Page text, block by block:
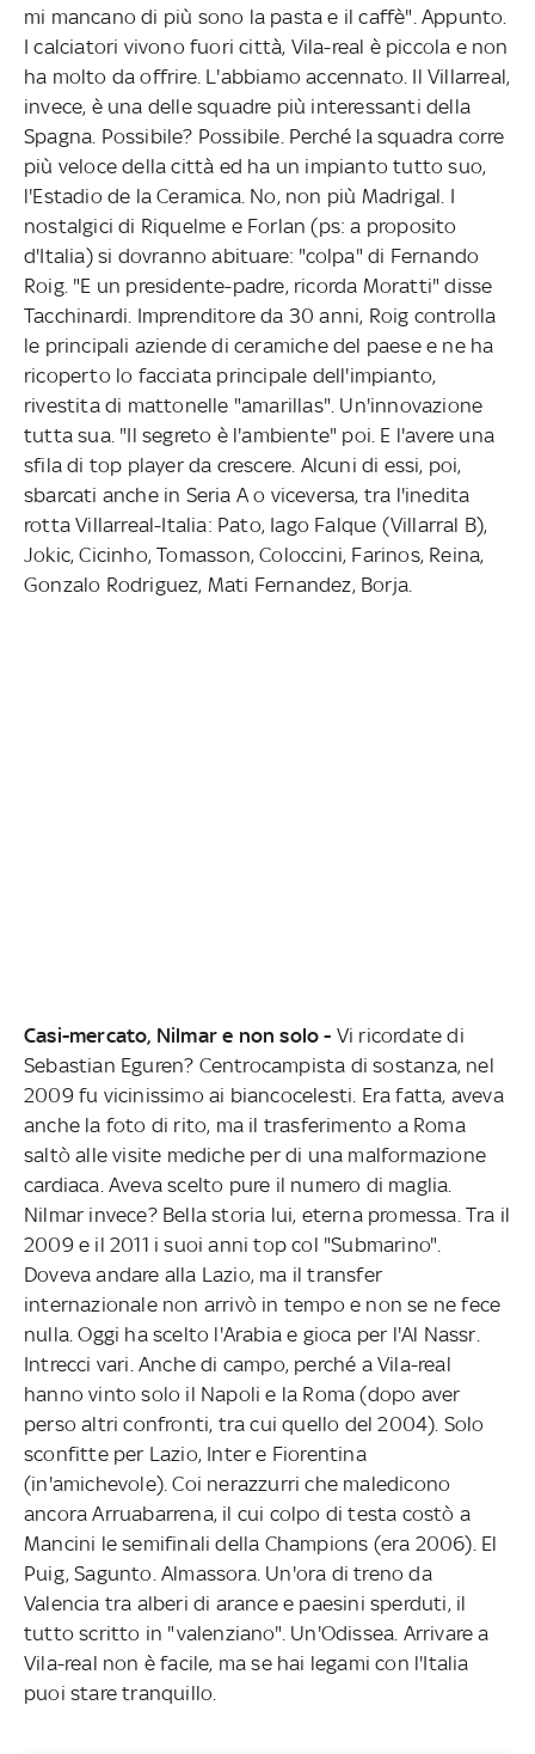
mi mancano di più sono la pasta e il caffè". Appunto.
I calciatori vivono fuori città, Vila-real è piccola e non
ha molto da offrire. L'abbiamo accennato. Il Villarreal,
invece, è una delle squadre più interessanti della
Spagna. Possibile? Possibile. Perché la squadra corre
più veloce della città ed ha un impianto tutto suo,
l'Estadio de la Ceramica. No, non più Madrigal. I
nostalgici di Riquelme e Forlan (ps: a proposito
d'Italia) si dovranno abituare: "colpa" di Fernando
Roig. "E un presidente-padre, ricorda Moratti" disse
Tacchinardi. Imprenditore da 30 anni, Roig controlla
le principali aziende di ceramiche del paese e ne ha
ricoperto lo facciata principale dell'impianto,
rivestita di mattonelle "amarillas". Un'innovazione
tutta sua. "Il segreto è l'ambiente" poi. E l'avere una
sfila di top player da crescere. Alcuni di essi, poi,
sbarcati anche in Seria A o viceversa, tra l'inedita
rotta Villarreal-Italia: Pato, Iago Falque (Villarral B),
Jokic, Cicinho, Tomasson, Coloccini, Farinos, Reina,
Gonzalo Rodriguez, Mati Fernandez, Borja.
Casi-mercato, Nilmar e non solo - Vi ricordate di
Sebastian Eguren? Centrocampista di sostanza, nel
2009 fu vicinissimo ai biancocelesti. Era fatta, aveva
anche la foto di rito, ma il trasferimento a Roma
saltò alle visite mediche per di una malformazione
cardiaca. Aveva scelto pure il numero di maglia.
Nilmar invece? Bella storia lui, eterna promessa. Tra il
2009 e il 2011 i suoi anni top col "Submarino".
Doveva andare alla Lazio, ma il transfer
internazionale non arrivò in tempo e non se ne fece
nulla. Oggi ha scelto l'Arabia e gioca per l'Al Nassr.
Intrecci vari. Anche di campo, perché a Vila-real
hanno vinto solo il Napoli e la Roma (dopo aver
perso altri confronti, tra cui quello del 2004). Solo
sconfitte per Lazio, Inter e Fiorentina
(in'amichevole). Coi nerazzurri che maledicono
ancora Arruabarrena, il cui colpo di testa costò a
Mancini le semifinali della Champions (era 2006). El
Puig, Sagunto. Almassora. Un'ora di treno da
Valencia tra alberi di arance e paesini sperduti, il
tutto scritto in "valenziano". Un'Odissea. Arrivare a
Vila-real non è facile, ma se hai legami con l'Italia
puoi stare tranquillo.